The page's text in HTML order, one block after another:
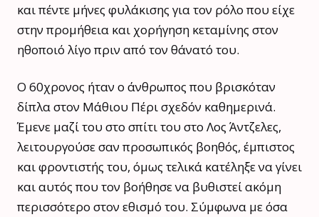
και πέντε μήνες φυλάκισης για τον ρόλο που είχε
στην προμήθεια και χορήγηση κεταμίνης στον
ηθοποιό λίγο πριν από τον θάνατό του.
Ο 60χρονος ήταν ο άνθρωπος που βρισκόταν
δίπλα στον Μάθιου Πέρι σχεδόν καθημερινά.
Έμενε μαζί του στο σπίτι του στο Λος Άντζελες,
λειτουργούσε σαν προσωπικός βοηθός, έμπιστος
και φροντιστής του, όμως τελικά κατέληξε να γίνει
και αυτός που τον βοήθησε να βυθιστεί ακόμη
περισσότερο στον εθισμό του. Σύμφωνα με όσα